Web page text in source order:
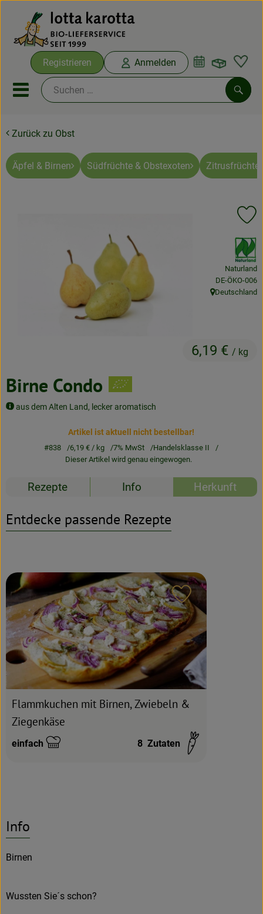
Registrieren Anmelden
Mobiles Menu öffnen oder
Ökokisten
Bio-Kochboxen
Saisonthemen
Neues & Angebote
Obst & Gemüse
Getränke
BioDrogerie
So gehts
Bio-Kochboxen
Zurück zu Obst
Äpfel & Birnen Südfrüchte & Obstexoten Zitrusfrüchte
Birne Condo
aus dem Alten Land, lecker aromatisch
6,19 € / kg
, Verband:
Naturland
, Kontrollstelle:
DE-ÖKO-006
, Herkunft:
Deutschland
Artikel ist aktuell nicht bestellbar!
#838 6,19 € / kg 7% MwSt
Handelsklasse II
Dieser Artikel wird genau eingewogen.
Rezepte Info Herkunft
Entdecke passende Rezepte
Flammkuchen mit Birnen, Zwiebeln &
Ziegenkäse
Schwierigkeit:
einfach 8 Zutaten
Rezept zu
Info
Birnen
Wussten Sie´s schon?